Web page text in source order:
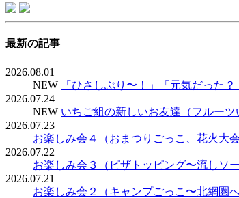
最新の記事
2026.08.01
NEW
「ひさしぶり〜！」「元気だった
2026.07.24
NEW いちご組の新しいお友達（フルーツ
2026.07.23
お楽しみ会４（おまつりごっこ、花火大会
2026.07.22
お楽しみ会３（ピザトッピング〜流しソー
2026.07.21
お楽しみ会２（キャンプごっこ〜北網圏へ